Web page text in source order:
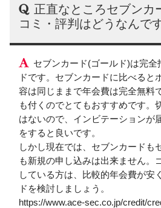
正直なところセブンカ
コミ・評判はどうなんで
セブンカード(ゴールド)は完全
ドです。セブンカードに比べると
容は同じままで年会費は完全無料
も付くのでとてもおすすめです。
はないので、インビテーションが
をすると良いです。
しかし現在では、セブンカードも
も新規の申し込みは出来ません。
している方は、比較的年会費が安
ドを検討しましょう。
https://www.ace-sec.co.jp/credit/